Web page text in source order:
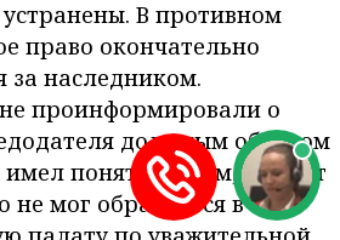
В противном
право окончательно
за наследником.
проинформировали о
должным образом
понятия о том, что тот
не мог обратиться в